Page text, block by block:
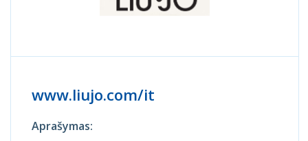
www.liujo.com/it
Aprašymas: